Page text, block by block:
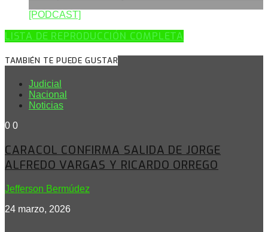
[PODCAST]
LISTA DE REPRODUCCIÓN COMPLETA
TAMBIÉN TE PUEDE GUSTAR
Judicial
Nacional
Noticias
0 0
CARACOL CONFIRMA SALIDA DE JORGE
ALFREDO VARGAS Y RICARDO ORREGO
Jefferson Bermúdez
24 marzo, 2026